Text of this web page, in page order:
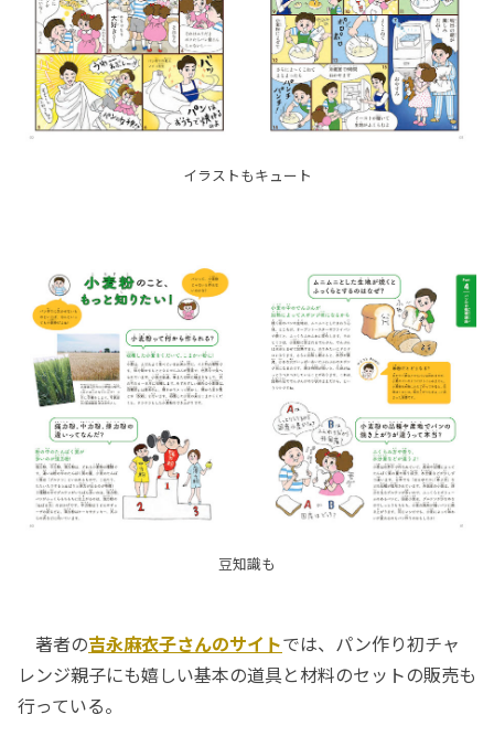
イラストもキュート
豆知識も
著者の吉永麻衣子さんのサイトでは、パン作り初チャ
レンジ親子にも嬉しい基本の道具と材料のセットの販売も
行っている。